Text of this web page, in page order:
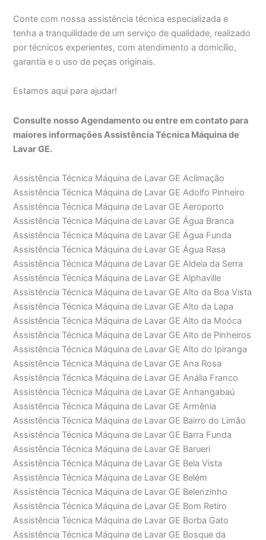
Conte com nossa assistência técnica especializada e
tenha a tranquilidade de um serviço de qualidade, realizado
por técnicos experientes, com atendimento a domicílio,
garantia e o uso de peças originais.
Estamos aqui para ajudar!
Consulte nosso Agendamento ou entre em contato para
maiores informações Assistência Técnica Máquina de
Lavar GE.
Assistência Técnica Máquina de Lavar GE Aclimação
Assistência Técnica Máquina de Lavar GE Adolfo Pinheiro
Assistência Técnica Máquina de Lavar GE Aeroporto
Assistência Técnica Máquina de Lavar GE Água Branca
Assistência Técnica Máquina de Lavar GE Água Funda
Assistência Técnica Máquina de Lavar GE Água Rasa
Assistência Técnica Máquina de Lavar GE Aldeia da Serra
Assistência Técnica Máquina de Lavar GE Alphaville
Assistência Técnica Máquina de Lavar GE Alto da Boa Vista
Assistência Técnica Máquina de Lavar GE Alto da Lapa
Assistência Técnica Máquina de Lavar GE Alto da Moóca
Assistência Técnica Máquina de Lavar GE Alto de Pinheiros
Assistência Técnica Máquina de Lavar GE Alto do Ipiranga
Assistência Técnica Máquina de Lavar GE Ana Rosa
Assistência Técnica Máquina de Lavar GE Anália Franco
Assistência Técnica Máquina de Lavar GE Anhangabaú
Assistência Técnica Máquina de Lavar GE Armênia
Assistência Técnica Máquina de Lavar GE Bairro do Limão
Assistência Técnica Máquina de Lavar GE Barra Funda
Assistência Técnica Máquina de Lavar GE Barueri
Assistência Técnica Máquina de Lavar GE Bela Vista
Assistência Técnica Máquina de Lavar GE Belém
Assistência Técnica Máquina de Lavar GE Belenzinho
Assistência Técnica Máquina de Lavar GE Bom Retiro
Assistência Técnica Máquina de Lavar GE Borba Gato
Assistência Técnica Máquina de Lavar GE Bosque da